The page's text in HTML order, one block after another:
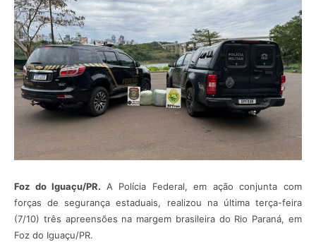
Foz do Iguaçu/PR. A Polícia Federal, em ação conjunta com
forças de segurança estaduais, realizou na última terça-feira
(7/10) três apreensões na margem brasileira do Rio Paraná, em
Foz do Iguaçu/PR.